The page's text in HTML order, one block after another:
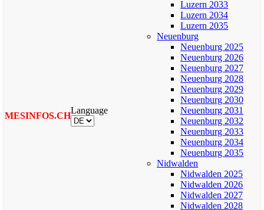
MESINFOS.CH
Language
Luzern 2033
Luzern 2034
Luzern 2035
Neuenburg
Neuenburg 2025
Neuenburg 2026
Neuenburg 2027
Neuenburg 2028
Neuenburg 2029
Neuenburg 2030
Neuenburg 2031
Neuenburg 2032
Neuenburg 2033
Neuenburg 2034
Neuenburg 2035
Nidwalden
Nidwalden 2025
Nidwalden 2026
Nidwalden 2027
Nidwalden 2028